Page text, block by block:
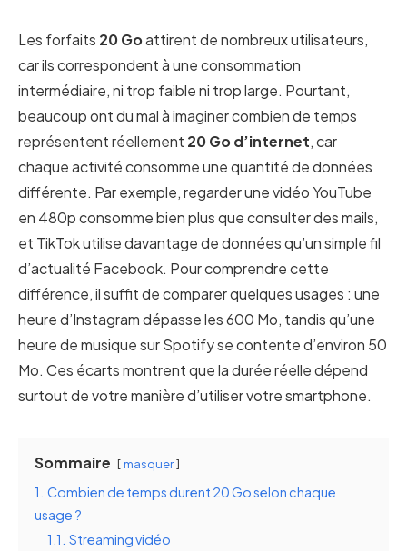
Les forfaits 20 Goattirent de nombreux utilisateurs,
car ils correspondent à une consommation
intermédiaire, ni trop faible ni trop large. Pourtant,
beaucoup ont du mal à imaginer combien de temps
représentent réellement 20 Go d’internet, car
chaque activité consomme une quantité de données
différente. Par exemple, regarder une vidéo YouTube
en 480p consomme bien plus que consulter des mails,
et TikTok utilise davantage de données qu’un simple fil
d’actualité Facebook. Pour comprendre cette
différence, il suffit de comparer quelques usages : une
heure d’Instagram dépasse les 600 Mo, tandis qu’une
heure de musique sur Spotify se contente d’environ 50
Mo. Ces écarts montrent que la durée réelle dépend
surtout de votre manière d’utiliser votre smartphone.
Sommaire masquer
1. Combien de temps durent 20 Go selon chaque
usage ?
1.1. Streaming vidéo